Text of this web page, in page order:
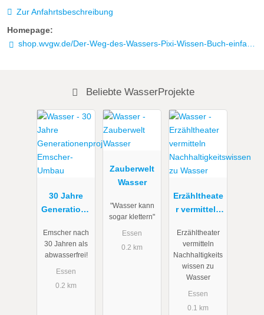
Zur Anfahrtsbeschreibung
Homepage:
shop.wvgw.de/Der-Weg-des-Wassers-Pixi-Wissen-Buch-einfach-gut-erklaert/311946
Beliebte WasserProjekte
30 Jahre
Generatione
Emscher-
Emscher nach
30 Jahren als
abwasserfrei!
Essen
0.2 km
Zauberwelt
Wasser
"Wasser kann
sogar klettern"
Essen
0.2 km
Erzähltheate
r vermitteln
eitswissen
Erzähltheater
vermitteln
Nachhaltigkeits
wissen zu
Wasser
Essen
0.1 km